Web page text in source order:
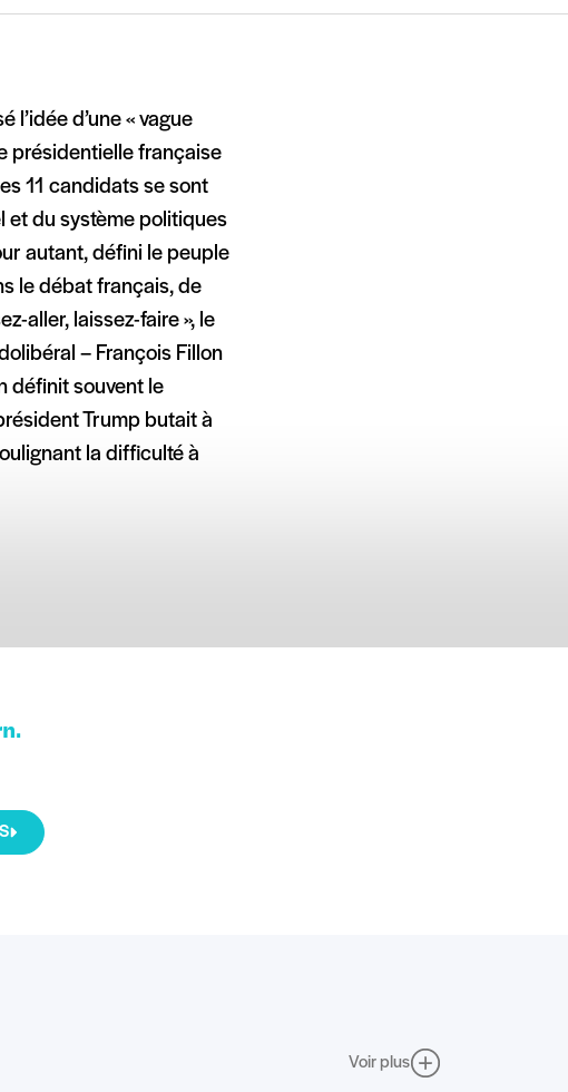
l’idée d’une « vague
présidentielle française
11 candidats se sont
et du système politiques
autant, défini le peuple
le débat français, de
aller, laissez-faire », le
– François Fillon
définit souvent le
Trump butait à
la difficulté à
Voir plus